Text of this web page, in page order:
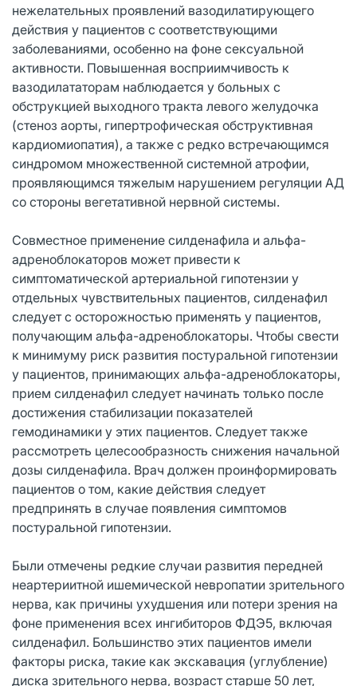
нежелательных проявлений вазодилатирующего
действия у пациентов с соответствующими
заболеваниями, особенно на фоне сексуальной
активности. Повышенная восприимчивость к
вазодилататорам наблюдается у больных с
обструкцией выходного тракта левого желудочка
(стеноз аорты, гипертрофическая обструктивная
кардиомиопатия), а также с редко встречающимся
синдромом множественной системной атрофии,
проявляющимся тяжелым нарушением регуляции АД
со стороны вегетативной нервной системы.
Совместное применение силденафила и альфа-
адреноблокаторов может привести к
симптоматической артериальной гипотензии у
отдельных чувствительных пациентов, силденафил
следует с осторожностью применять у пациентов,
получающим альфа-адреноблокаторы. Чтобы свести
к минимуму риск развития постуральной гипотензии
у пациентов, принимающих альфа-адреноблокаторы,
прием силденафил следует начинать только после
достижения стабилизации показателей
гемодинамики у этих пациентов. Следует также
рассмотреть целесообразность снижения начальной
дозы силденафила. Врач должен проинформировать
пациентов о том, какие действия следует
предпринять в случае появления симптомов
постуральной гипотензии.
Были отмечены редкие случаи развития передней
неартериитной ишемической невропатии зрительного
нерва, как причины ухудшения или потери зрения на
фоне применения всех ингибиторов ФДЭ5, включая
силденафил. Большинство этих пациентов имели
факторы риска, такие как экскавация (углубление)
диска зрительного нерва, возраст старше 50 лет,